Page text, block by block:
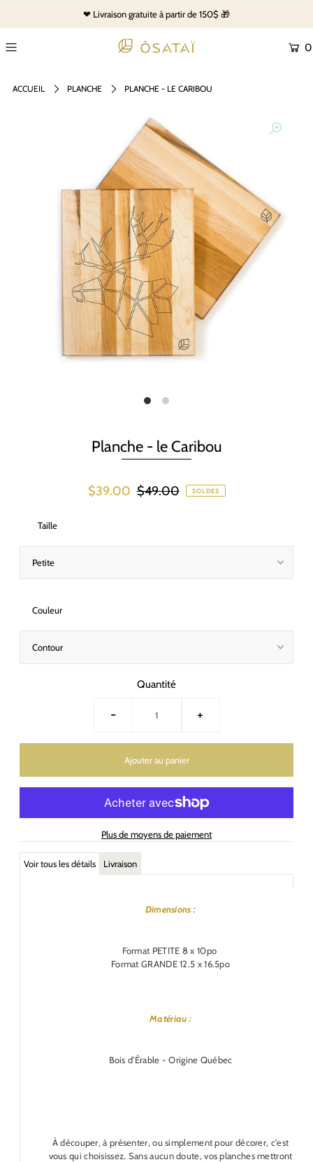
❤ Livraison gratuite à partir de 150$ 🎁
0
ACCUEIL PLANCHE PLANCHE - LE CARIBOU
Planche - le Caribou
$39.00 $49.00 SOLDES
Taille
Couleur
Quantité
- +
Plus de moyens de paiement
Voir tous les détails Livraison
Dimensions :
Format PETITE 8 x 10po
Format GRANDE 12.5 x 16.5po
Matériau :
Bois d'Érable - Origine Québec
À découper, à présenter, ou simplement pour décorer, c'est
vous qui choisissez. Sans aucun doute, vos planches mettront